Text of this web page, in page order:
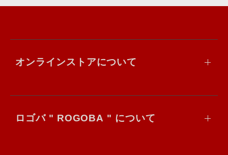
オンラインストアについて
ロゴバ " ROGOBA " について